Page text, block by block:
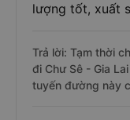
lượng tốt, xuất
Trả lời: Tạm thời
đi Chư Sê - Gia
tuyến đường này